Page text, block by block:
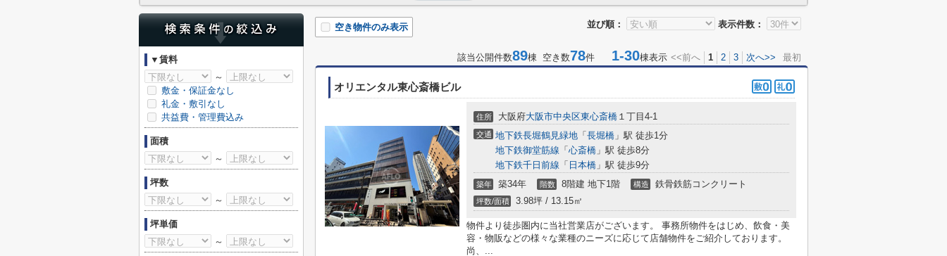
並び順： 表示件数：
空き物件のみ表示
該当公開件数89棟 空き数78件 1-30棟表示 <<前へ 1 2 3 次へ>> 最初
オリエンタル東心斎橋ビル
住所 大阪府大阪市中央区東心斎橋 １丁目4-1
交通 地下鉄長堀鶴見緑地 「 長堀橋 」駅 徒歩1分
地下鉄御堂筋線 「 心斎橋 」駅 徒歩8分
地下鉄千日前線 「 日本橋 」駅 徒歩9分
築年 築34年 階数 8階建 地下1階 構造 鉄骨鉄筋コンクリート
坪数/面積 3.98坪 / 13.15㎡
物件より徒歩圏内に当社営業店がございます。 事務所物件をはじめ、飲食・美
容・物販などの様々な業種のニーズに応じて店舗物件をご紹介しております。
尚、...
▼賃料
～
敷金・保証金なし
礼金・敷引なし
共益費・管理費込み
面積
～
坪数
～
坪単価
～